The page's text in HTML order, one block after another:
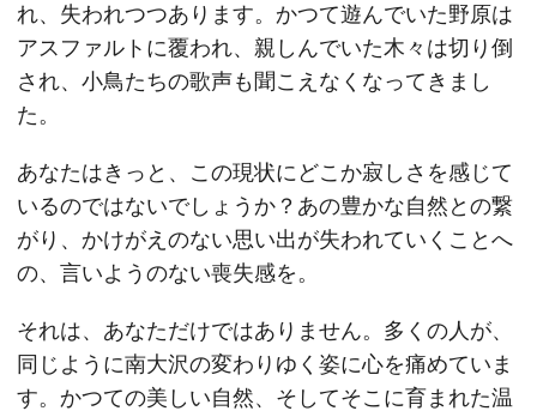
れ、失われつつあります。かつて遊んでいた野原は
アスファルトに覆われ、親しんでいた木々は切り倒
され、小鳥たちの歌声も聞こえなくなってきまし
た。
あなたはきっと、この現状にどこか寂しさを感じて
いるのではないでしょうか？あの豊かな自然との繋
がり、かけがえのない思い出が失われていくことへ
の、言いようのない喪失感を。
それは、あなただけではありません。多くの人が、
同じように南大沢の変わりゆく姿に心を痛めていま
す。かつての美しい自然、そしてそこに育まれた温